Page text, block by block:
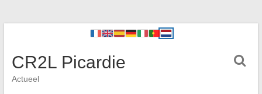
CR2L Picardie
Actueel